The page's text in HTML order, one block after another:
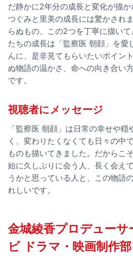
だ静かに2年分の成長と変化が描か
つぐみと里美の成長には驚かされ
らぬもの、この2つを丁寧に描い
たちの成長は「監察医 朝顔」を愛
んに、是非見てもらいたいポイン
ぬ物語の温かさ、命への向き合い
です。
視聴者にメッセージ
「監察医 朝顔」は日常の幸せや
く、変わりたくなくても日々の中
ものも描いてきました。だからこ
始に久しぶりに会う人、長く会え
うかと思っている人と、この物語
れしいです。
金城綾香プロデューサ
ビ ドラマ・映画制作